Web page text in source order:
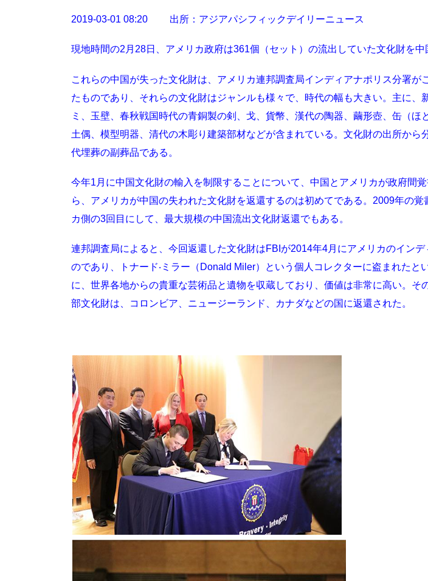
2019-03-01 08:20 出所：アジアパシフィックデイリーニュース
現地時間の2月28日、アメリカ政府は361個（セット）の流出していた文化財を中
これらの中国が失った文化財は、アメリカ連邦調査局インディアナポリス分署が
たものであり、それらの文化財はジャンルも様々で、時代の幅も大きい。主に、
ミ、玉壁、春秋戦国時代の青銅製の剣、戈、貨幣、漢代の陶器、繭形壺、缶（ほ
土偶、模型明器、清代の木彫り建築部材などが含まれている。文化財の出所から
代埋葬の副葬品である。
今年1月に中国文化財の輸入を制限することについて、中国とアメリカが政府間
ら、アメリカが中国の失われた文化財を返還するのは初めてである。2009年の覚
カ側の3回目にして、最大規模の中国流出文化財返還でもある。
連邦調査局によると、今回返還した文化財はFBIが2014年4月にアメリカのインデ
のであり、トナード‧ミラー（Donald Miler）という個人コレクターに盗まれたと
に、世界各地からの貴重な芸術品と遺物を収蔵しており、価値は非常に高い。そ
部文化財は、コロンビア、ニュージーランド、カナダなどの国に返還された。